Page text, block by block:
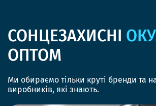
СОНЦЕЗАХИСНІ
ОПТОМ
Ми обираємо тільки круті бренди та
виробників, які знають.